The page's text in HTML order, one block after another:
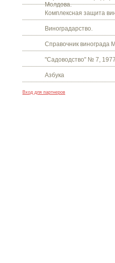
Молдова.
Комплексная защита
Виноградарство.
Справочник винограда
"Садоводство" № 7,
Азбука
Вход для партнеров